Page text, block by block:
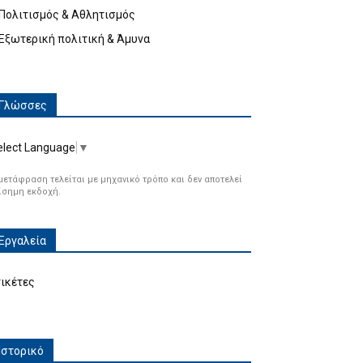
Πολιτισμός & Αθλητισμός
Εξωτερική πολιτική & Άμυνα
Γλώσσες
Language ▼
τελείται με μηχανικό τρόπο και δεν αποτελεί
εκδοχή.
Εργαλεία
Ιστορικό